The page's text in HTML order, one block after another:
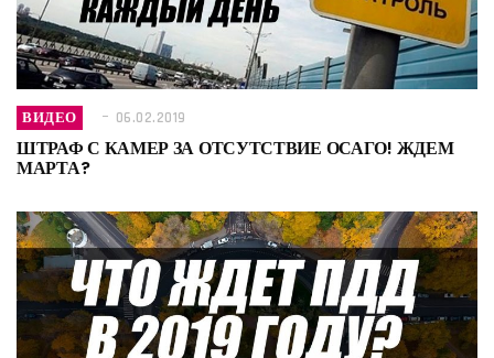
ВИДЕО 06.02.2019
ШТРАФ С КАМЕР ЗА ОТСУТСТВИЕ ОСАГО! ЖДЕМ
МАРТА?